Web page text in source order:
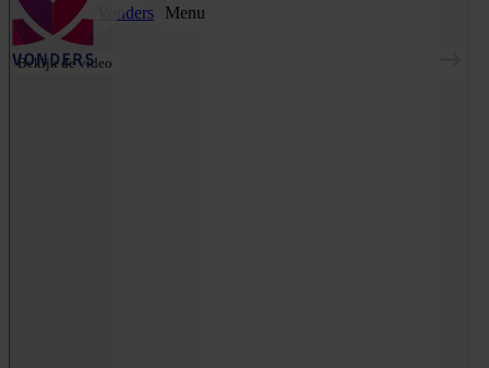
Vonders Menu
Bekijk de video